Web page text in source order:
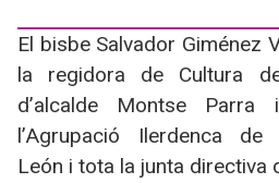
El bisbe Salvador Giménez
la regidora de Cultura
d’alcalde Montse
l’Agrupació Ilerdenca de
León i tota la junta directiva